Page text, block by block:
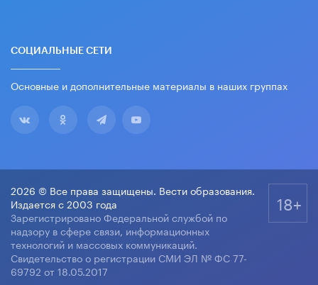
СОЦИАЛЬНЫЕ СЕТИ
Основные и дополнительные материалы в наших группах
2026 © Все права защищены. Вести образования.
Издается с 2003 года
Зарегистрировано Федеральной службой по
надзору в сфере связи, информационных
технологий и массовых коммуникаций.
Свидетельство о регистрации СМИ ЭЛ № ФС 77-
69792 от 18.05.2017
18+